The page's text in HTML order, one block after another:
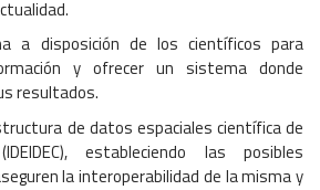
a disposición de los científicos para
y ofrecer un sistema donde
resultados.
de datos espaciales científica de
estableciendo las posibles
la interoperabilidad de la misma y